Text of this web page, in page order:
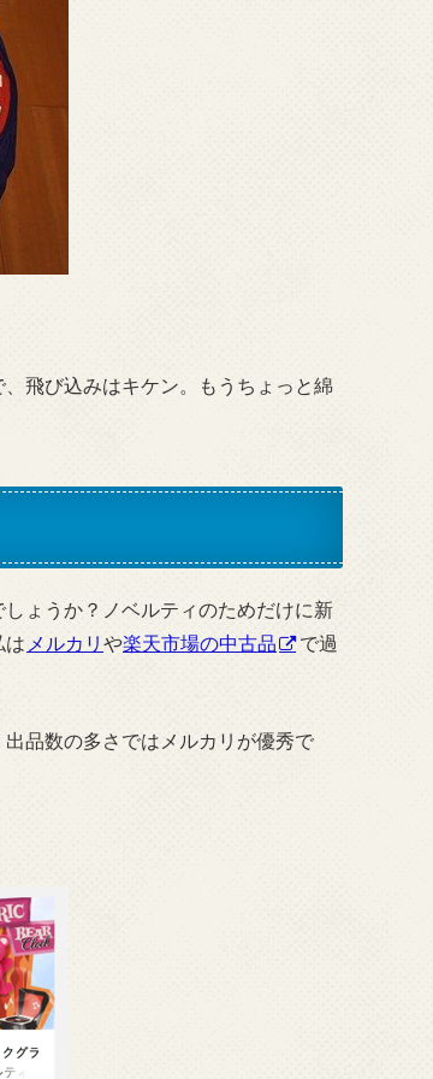
飛び込みはキケン。もうちょっと綿
ょうか？ノベルティのためだけに新
は メルカリ や楽天市場の中古品
で過
品数の多さではメルカリが優秀で